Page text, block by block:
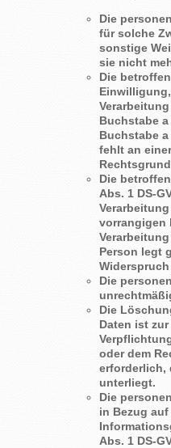
Die
für solche
sonstige
sie nicht
Die
Buchstabe a
Buchstabe a
fehlt an
Die
Abs. 1 DS-
vorrangigen
Person legt
Die
Die
Daten ist
oder dem
erforderlich,
unterliegt.
Die
in Bezug
Abs. 1 DS-